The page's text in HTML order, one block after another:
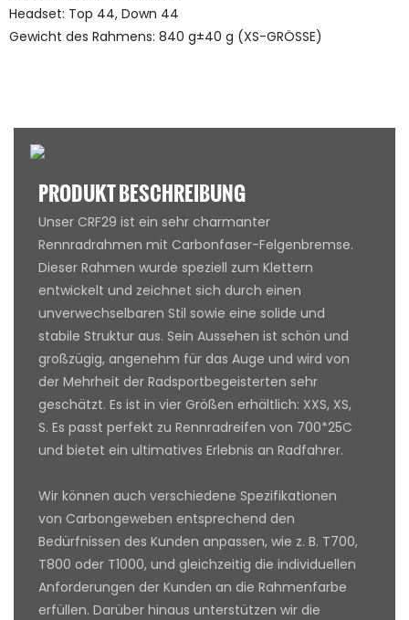
Headset: Top 44, Down 44
Gewicht des Rahmens: 840 g±40 g (XS-GRÖSSE)
PRODUKT BESCHREIBUNG
Unser CRF29 ist ein sehr charmanter
Rennradrahmen mit Carbonfaser-Felgenbremse.
Dieser Rahmen wurde speziell zum Klettern
entwickelt und zeichnet sich durch einen
unverwechselbaren Stil sowie eine solide und
stabile Struktur aus. Sein Aussehen ist schön und
großzügig, angenehm für das Auge und wird von
der Mehrheit der Radsportbegeisterten sehr
geschätzt. Es ist in vier Größen erhältlich: XXS, XS,
S. Es passt perfekt zu Rennradreifen von 700*25C
und bietet ein ultimatives Erlebnis an Radfahrer.
Wir können auch verschiedene Spezifikationen
von Carbongeweben entsprechend den
Bedürfnissen des Kunden anpassen, wie z. B. T700,
T800 oder T1000, und gleichzeitig die individuellen
Anforderungen der Kunden an die Rahmenfarbe
erfüllen. Darüber hinaus unterstützen wir die